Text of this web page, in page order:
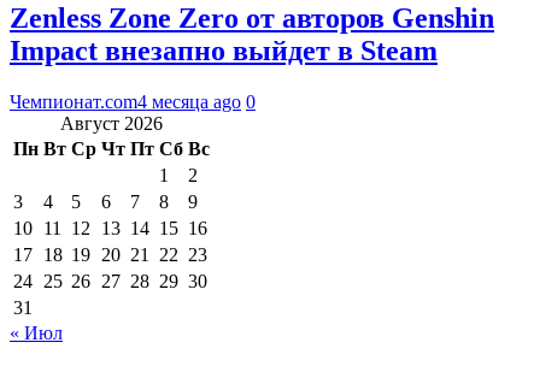
Zenless Zone Zero от авторов Genshin
Impact внезапно выйдет в Steam
Чемпионат.com4 месяца ago 0
Август 2026
Пн Вт Ср Чт Пт Сб Вс
1
2
3
4 5 6 7 8
9
10 11 12 13 14 15 16
17 18 19 20 21 22 23
24 25 26 27 28 29 30
31
« Июл